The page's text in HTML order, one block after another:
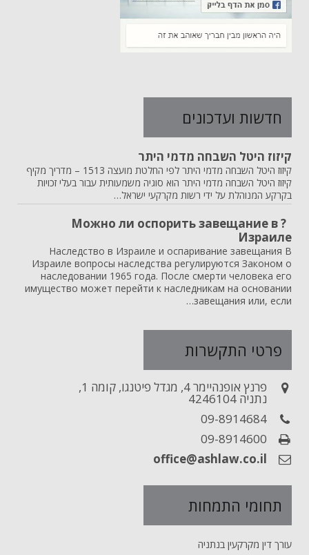
חדשות ועדכונים
קיזוז היטל השבחה מדמי היתר
קיזוז היטל השבחה מדמי היתר לפי החלטת מועצה 1513 – מדריך מקיף
קיזוז היטל השבחה מדמי היתר הוא סוגיה משמעותית עבור בעלי זכויות
בקרקע המנוהלת על ידי רשות מקרקעי ישראל…
? Можно ли оспорить завещание в
Израиле
Наследство в Израиле и оспаривание завещания В
Израиле вопросы наследства регулируются Законом о
наследовании 1965 года. После смерти человека его
имущество может перейти к наследникам на основании
завещания или, если…
פרטי התקשרות
פרנץ אופנהיימר 4, מגדל פיטנגו, קומה 1,
נתניה 4246104
09-8914684
09-8914600
office@ashlaw.co.il
תחומי התמחות
עורך דין מקרקעין בנתניה